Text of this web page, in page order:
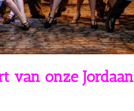
van onze Jordaan